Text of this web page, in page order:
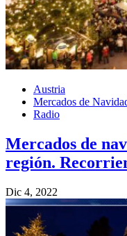
Austria
Mercados de
Radio
Mercados de
región.
Dic 4, 2022